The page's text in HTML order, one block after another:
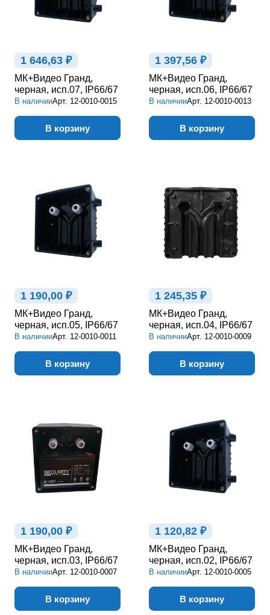
1 646,63 ₽
МК+Видео Гранд,
черная, исп.07, IP66/67
В наличииАрт. 12-0010-0015
В корзину
1 397,56 ₽
МК+Видео Гранд,
черная, исп.06, IP66/67
В наличииАрт. 12-0010-0013
В корзину
1 190,00 ₽
МК+Видео Гранд,
черная, исп.05, IP66/67
В наличииАрт. 12-0010-0011
В корзину
1 245,35 ₽
МК+Видео Гранд,
черная, исп.04, IP66/67
В наличииАрт. 12-0010-0009
В корзину
1 190,00 ₽
МК+Видео Гранд,
черная, исп.03, IP66/67
В наличииАрт. 12-0010-0007
В корзину
1 120,82 ₽
МК+Видео Гранд,
черная, исп.02, IP66/67
В наличииАрт. 12-0010-0005
В корзину